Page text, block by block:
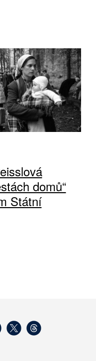
domů“
Státní